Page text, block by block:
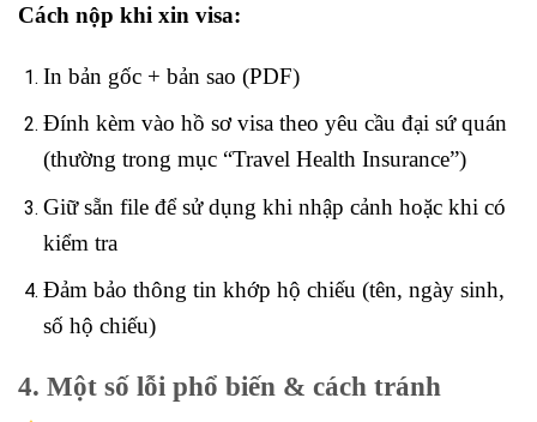
Cách nộp khi xin visa:
In bản gốc + bản sao (PDF)
Đính kèm vào hồ sơ visa theo yêu cầu đại sứ quán
(thường trong mục “Travel Health Insurance”)
Giữ sẵn file để sử dụng khi nhập cảnh hoặc khi có
kiểm tra
Đảm bảo thông tin khớp hộ chiếu (tên, ngày sinh,
số hộ chiếu)
4. Một số lỗi phổ biến & cách tránh